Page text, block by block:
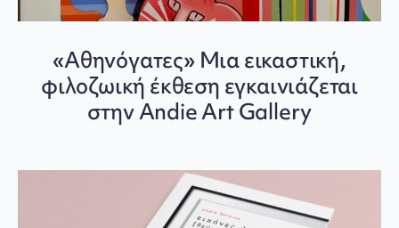
«Αθηνόγατες» Μια εικαστική,
φιλοζωική έκθεση εγκαινιάζεται
στην Andie Art Gallery